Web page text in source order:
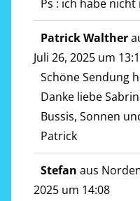
Ps : ich habe
Patrick Walther
Juli 26, 2025 um
Schöne Sendung
Danke liebe
Bussis, Sonnen
Patrick
Stefan aus
2025 um 14:08